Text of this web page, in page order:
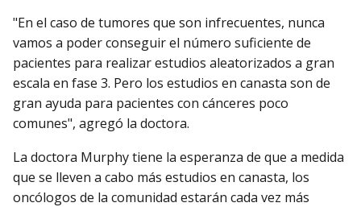
"En el caso de tumores que son infrecuentes, nunca
vamos a poder conseguir el número suficiente de
pacientes para realizar estudios aleatorizados a gran
escala en fase 3. Pero los estudios en canasta son de
gran ayuda para pacientes con cánceres poco
comunes", agregó la doctora.
La doctora Murphy tiene la esperanza de que a medida
que se lleven a cabo más estudios en canasta, los
oncólogos de la comunidad estarán cada vez más